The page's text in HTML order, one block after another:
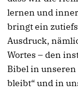
lernen und
bringt ein
Ausdruck,
Wortes – den
Bibel in unseren
bleibt“ und in